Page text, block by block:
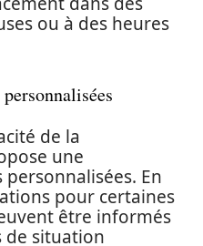
ou à des heures
de la
une
En
pour certaines
être informés
de situation